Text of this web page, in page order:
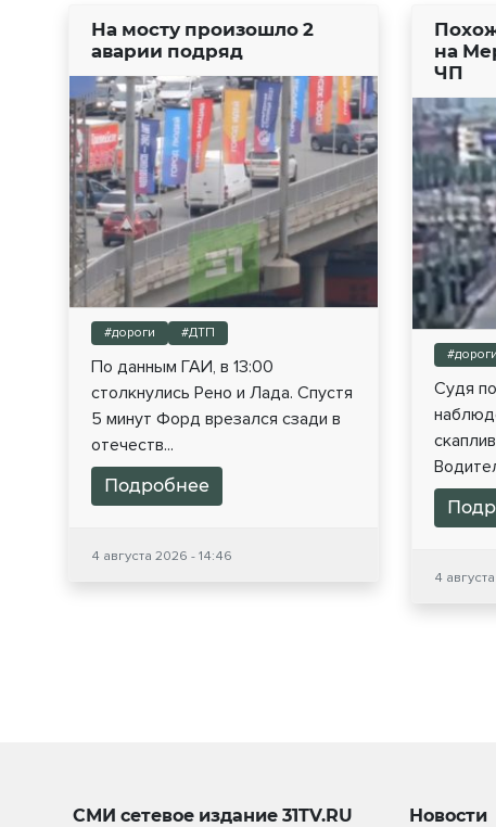
На мосту произошло 2
аварии подряд
#дороги #ДТП
По данным ГАИ, в 13:00
столкнулись Рено и Лада. Спустя
5 минут Форд врезался сзади в
отечеств...
Подробнее
4 августа 2026 - 14:46
на
ЧП
#дороги
Судя
4
СМИ сетевое издание31TV.RU Новости